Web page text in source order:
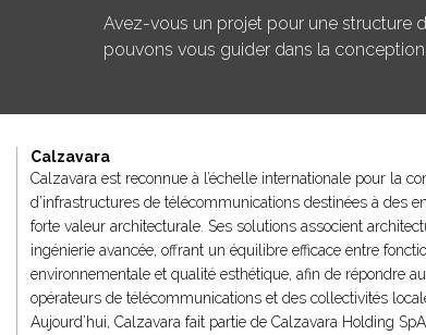
Avez-vous un projet pour une structure
pouvons vous guider dans la
Calzavara
Calzavara est reconnue à l’échelle internationale pour la
d’infrastructures de télécommunications destinées à des
forte valeur architecturale. Ses solutions associent
ingénierie avancée, offrant un équilibre efficace entre
environnementale et qualité esthétique, afin de répondre
opérateurs de télécommunications et des collectivités
Aujourd’hui, Calzavara fait partie de Calzavara Holding